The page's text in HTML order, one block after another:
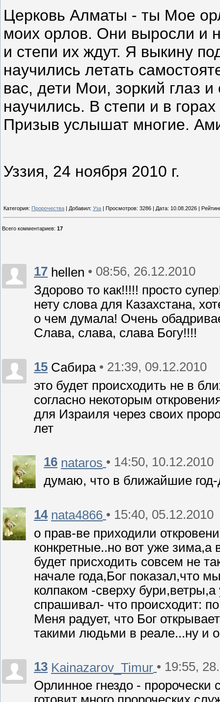
Церковь Алматы - ты Мое
моих орлов. Они выросли и
и степи их ждут. Я выкину
научились летать
вас, дети Мои, зоркий глаз
научились. В степи и в
Призыв услышат многие.
Уззия, 24 ноября 2010 г.
Категория: Пророчества | Добавил: Уза | Просмотров: 3286 | Дата: 10.08.2026 |
Всего комментариев: 17
17 hellen • 08:56, 26.12.2010
Здорово то как!!!!! просто
нету слова для Казахстана,
о чем думала! Очень
Слава, слава, слава Богу!!!!
15 Сабира • 21:39, 09.12.2010
это будет происходить не в
согласно некоторым
для Израиля через своих
лет
16 nataros • 14:50, 10.12.2010
думаю, что в ближайшие
14 nata4866 • 15:40, 05.12.2010
о прав-ве приходили
конкретные..но вот уже
будет присходить совсем не
начале года,Бог показал,что
колпаком -сверху
спрашивал- что происходит:
Меня радует, что Бог
такими людьми в реале...ну и
13 Kainazarov_Timur • 19:55,
Орлинное гнездо -